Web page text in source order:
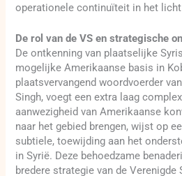
operationele continuïteit in het
De rol van de VS en strategische
De ontkenning van plaatselijke
mogelijke Amerikaanse basis in
plaatsvervangend woordvoerder
Singh, voegt een extra laag
aanwezigheid van Amerikaanse
naar het gebied brengen, wijst op
subtiele, toewijding aan het
in Syrië. Deze behoedzame
bredere strategie van de